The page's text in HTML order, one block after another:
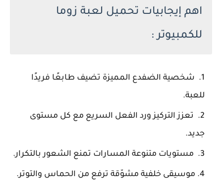
اهم إيجابيات تحميل لعبة زوما
للكمبيوتر :
شخصية الضفدع المميزة تضيف طابعًا فريدًا
للعبة.
تعزز التركيز ورد الفعل السريع مع كل مستوى
جديد.
مستويات متنوعة المسارات تمنع الشعور بالتكرار.
موسيقى خلفية مشوّقة ترفع من الحماس والتوتر.